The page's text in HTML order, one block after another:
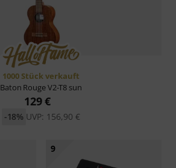
1000 Stück verkauft
Baton RougeV2-T8 sun
129 €
UVP: 156,90 €
-18%
9